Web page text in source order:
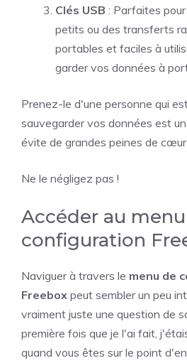
Clés USB : Parfaites
petits ou des transferts
portables et faciles à
garder vos données à
Prenez-le d'une personne qui
sauvegarder vos données est
évite de grandes peines de cœur.
Ne le négligez pas !
Accéder au
configuration
Naviguer à travers le menu de
Freebox peut sembler un peu
vraiment juste une question de
première fois que je l'ai fait,
quand vous êtes sur le point